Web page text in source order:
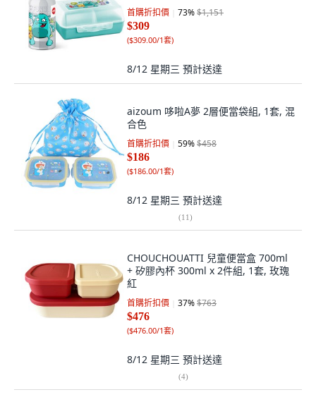
首購折扣價 73%$1,151
$309
($309.00/1套)
8/12 星期三 預計送達
aizoum 哆啦A夢 2層便當袋組, 1套, 混
合色
首購折扣價 59%$458
$186
($186.00/1套)
8/12 星期三 預計送達
(11)
CHOUCHOUATTI 兒童便當盒 700ml
+ 矽膠內杯 300ml x 2件組, 1套, 玫瑰
紅
首購折扣價 37%$763
$476
($476.00/1套)
8/12 星期三 預計送達
(4)